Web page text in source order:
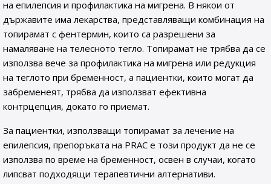
на епилепсия и профилактика на мигрена. В някои от
държавите има лекарства, представляващи комбинация на
топирамат с фентермин, които са разрешени за
намаляване на телесното тегло. Топирамат не трябва да се
използва вече за профилактика на мигрена или редукция
на теглото при бременност, а пациентки, които могат да
забременеят, трябва да използват ефективна
контрцепция, докато го приемат.
За пациентки, използващи топирамат за лечение на
епилепсия, препоръката на PRAC е този продукт да не се
използва по време на бременност, освен в случаи, когато
липсват подходящи терапевтични алтернативи.